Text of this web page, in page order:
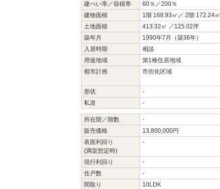
建ぺい率／容積率
60％／200％
建物面積
1階 168.93㎡／ 2階 172.24
土地面積
413.32㎡ ／125.02坪
築年月
1990年7月（築36年）
入居時期
相談
用途地域
第1種住居地域
都市計画
市街化区域
形状
-
私道
-
所在階／階数
-
販売価格
13,800,000円
表面利回り
(満室想定時)
-
現行利回り
-
住戸数
-
間取り
10LDK